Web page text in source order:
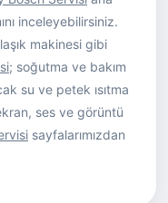
inceleyebilirsiniz.
makinesi gibi
; soğutma ve bakım
su ve petek ısıtma
ses ve görüntü
sayfalarımızdan